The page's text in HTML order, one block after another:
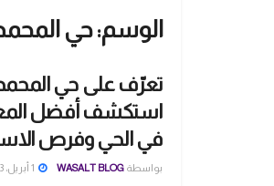
الوسم:حي
تعرّف على حي
استكشف أفضل
في الحي وفرص
بواسطة WASALT BLOG